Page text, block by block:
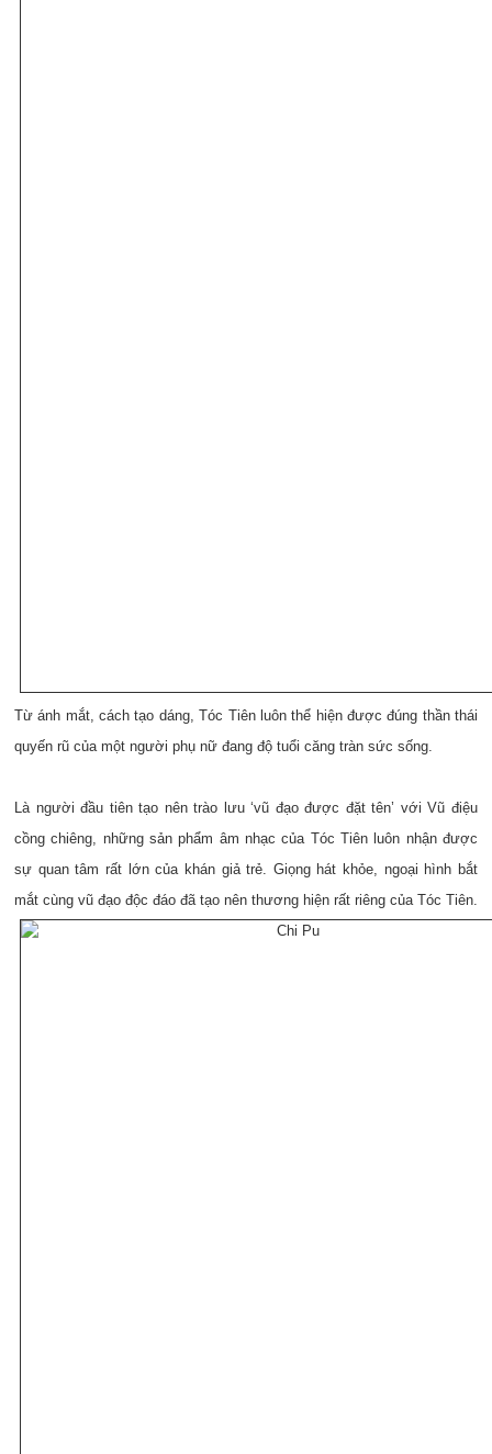
Từ ánh mắt, cách tạo dáng, Tóc Tiên luôn thể hiện được đúng thần thái
quyến rũ của một người phụ nữ đang độ tuổi căng tràn sức sống.
Là người đầu tiên tạo nên trào lưu ‘vũ đạo được đặt tên’ với Vũ điệu
cồng chiêng, những sản phẩm âm nhạc của Tóc Tiên luôn nhận được
sự quan tâm rất lớn của khán giả trẻ. Giọng hát khỏe, ngoại hình bắt
mắt cùng vũ đạo độc đáo đã tạo nên thương hiện rất riêng của Tóc Tiên.